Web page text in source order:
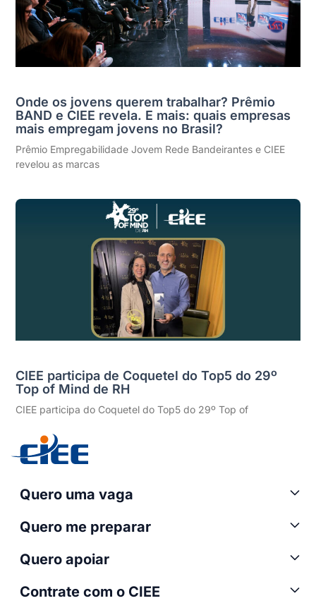
Onde os jovens querem trabalhar? Prêmio
BAND e CIEE revela. E mais: quais empresas
mais empregam jovens no Brasil?
Prêmio Empregabilidade Jovem Rede Bandeirantes e CIEE
revelou as marcas
CIEE participa de Coquetel do Top5 do 29º
Top of Mind de RH
CIEE participa do Coquetel do Top5 do 29º Top of
Quero uma vaga
Quero me preparar
Quero apoiar
Contrate com o CIEE